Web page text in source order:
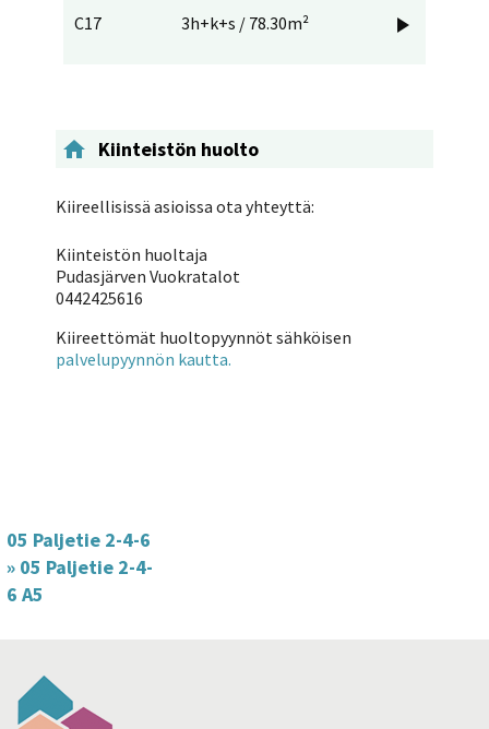
C17 3h+k+s / 78.30m² 
 Kiinteistön huolto
Kiireellisissä asioissa ota yhteyttä:
Kiinteistön huoltaja
Pudasjärven Vuokratalot
0442425616
Kiireettömät huoltopyynnöt sähköisen
palvelupyynnön kautta.
05 Paljetie 2-4-6
» 05 Paljetie 2-4-
6 A5